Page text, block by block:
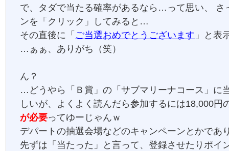
で、タダで当たる確率があるなら…って思い、 さ
ンを「クリック」してみると…
その直後に「 ご当選おめでとうございます 」と表
…ぁぁ、ありがち（笑）
ん？
…どうやら「Ｂ賞」の「サブマリーナコース」に
しいが、よくよく読んだら参加するには18,000円
が必要ってゆーじゃんｗ
デパートの抽選会場などのキャンペーンとかであ
先ずは「当たった」と言って、登録させたりポイ